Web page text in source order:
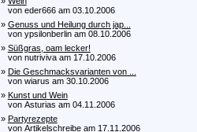
von eder666 am 03.10.2006
» Genuss und Heilung durch jap...
von ypsilonberlin am 08.10.2006
» Süßgras, oam lecker!
von nutriviva am 17.10.2006
» Die Geschmacksvarianten von ...
von wiarus am 30.10.2006
» Kunst und Wein
von Asturias am 04.11.2006
» Partyrezepte
von Artikelschreibe am 17.11.2006